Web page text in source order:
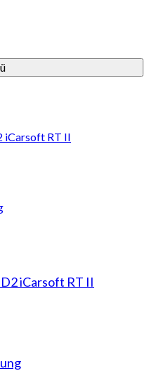
iCarsoft RT II
iCarsoft RT II